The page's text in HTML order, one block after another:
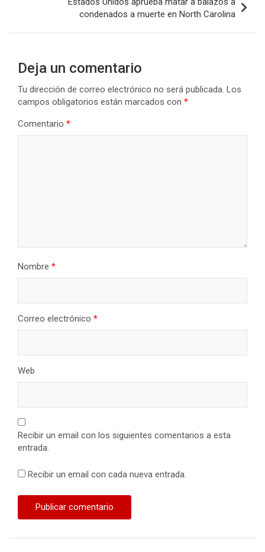
condenados a muerte en North Carolina
Deja un comentario
Tu dirección de correo electrónico no será publicada. Los
campos obligatorios están marcados con *
Comentario *
Nombre *
Correo electrónico *
Web
Recibir un email con los siguientes comentarios a esta
entrada.
Recibir un email con cada nueva entrada.